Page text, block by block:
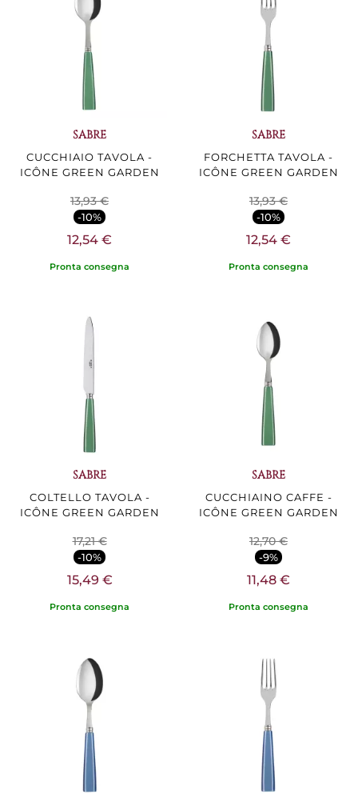
SABRE
CUCCHIAIO TAVOLA -
ICÔNE GREEN GARDEN
13,93 €
-10%
12,54 €
Pronta consegna
SABRE
FORCHETTA TAVOLA -
ICÔNE GREEN GARDEN
13,93 €
-10%
12,54 €
Pronta consegna
SABRE
COLTELLO TAVOLA -
ICÔNE GREEN GARDEN
17,21 €
-10%
15,49 €
Pronta consegna
SABRE
CUCCHIAINO CAFFE -
ICÔNE GREEN GARDEN
12,70 €
-9%
11,48 €
Pronta consegna